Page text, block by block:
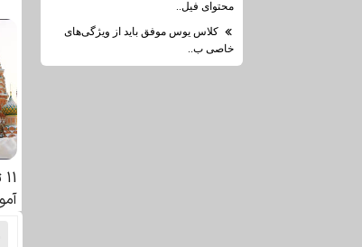
محتوای فیل..
کلاس یوس موفق باید از ویژگی‌های
خاصی ب..